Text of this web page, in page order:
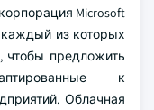
Microsoft
из которых
чтобы предложить
к
Облачная